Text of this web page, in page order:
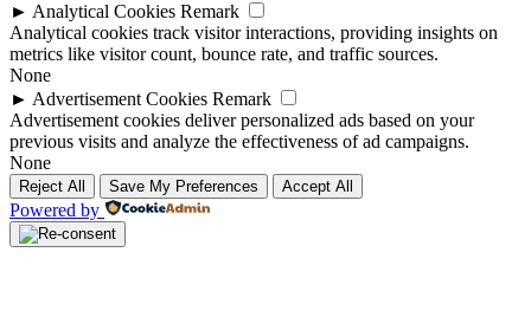
► Analytical Cookies Remark
Analytical cookies track visitor interactions, providing insights on
metrics like visitor count, bounce rate, and traffic sources.
None
► Advertisement Cookies Remark
Advertisement cookies deliver personalized ads based on your
previous visits and analyze the effectiveness of ad campaigns.
None
Reject All Save My Preferences Accept All
Powered by